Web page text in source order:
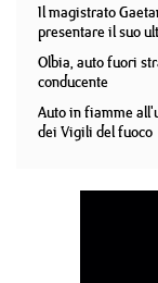
Il magistrato
presentare il suo
Olbia, auto fuori
conducente
Auto in fiamme
dei Vigili del fuoco